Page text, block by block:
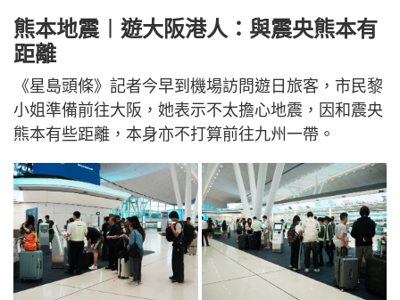
熊本地震︱遊大阪港人：與震央熊本有
距離
《星島頭條》記者今早到機場訪問遊日旅客，市民黎
小姐準備前往大阪，她表示不太擔心地震，因和震央
熊本有些距離，本身亦不打算前往九州一帶。